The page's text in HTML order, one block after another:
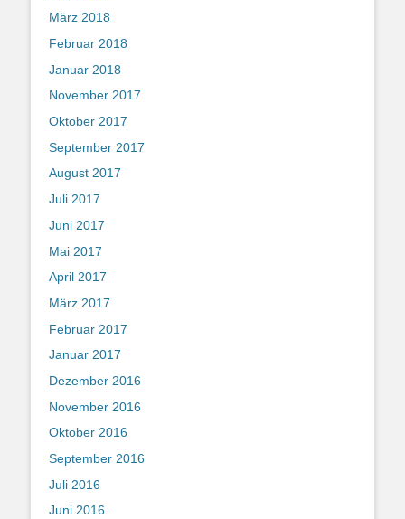
März 2018
Februar 2018
Januar 2018
November 2017
Oktober 2017
September 2017
August 2017
Juli 2017
Juni 2017
Mai 2017
April 2017
März 2017
Februar 2017
Januar 2017
Dezember 2016
November 2016
Oktober 2016
September 2016
Juli 2016
Juni 2016